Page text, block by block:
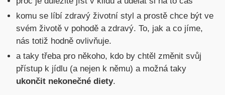
komu se líbí zdravý životní styl a prostě chce být ve
svém životě v pohodě a zdravý. To, jak a co jíme,
nás totiž hodně ovlivňuje.
a taky třeba pro někoho, kdo by chtěl změnit svůj
přístup k jídlu (a nejen k němu) a možná taky
ukončit nekonečné diety.